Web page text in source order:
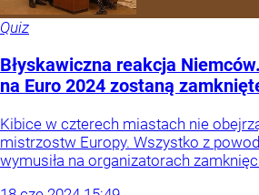
Quiz
Błyskawiczna reakcja
na Euro 2024 zostaną
Kibice w czterech miastach nie
mistrzostw Europy. Wszystko z
wymusiła na organizatorach